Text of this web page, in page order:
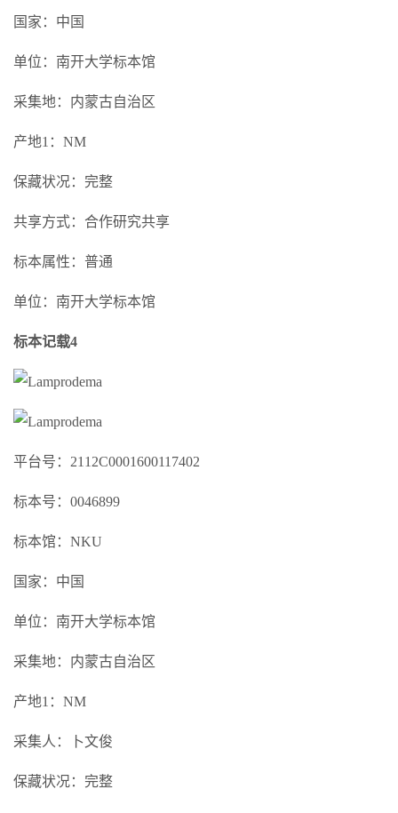
国家：中国
单位：南开大学标本馆
采集地：内蒙古自治区
产地1：NM
保藏状况：完整
共享方式：合作研究共享
标本属性：普通
单位：南开大学标本馆
标本记载4
平台号：2112C0001600117402
标本号：0046899
标本馆：NKU
国家：中国
单位：南开大学标本馆
采集地：内蒙古自治区
产地1：NM
采集人：卜文俊
保藏状况：完整